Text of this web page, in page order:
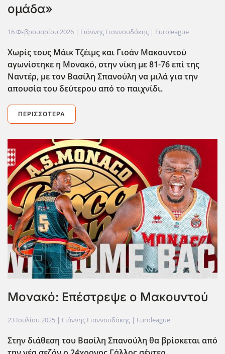
ομάδα»
16 Φεβρουαρίου 2026 | Γιάννης Γιαννουδάκης | Euroleague
Χωρίς τους Μάικ Τζέιμς και Γιοάν Μακουντού
αγωνίστηκε η Μονακό, στην νίκη με 81-76 επί της
Ναντέρ, με τον Βασίλη Σπανούλη να μιλά για την
απουσία του δεύτερου από το παιχνίδι.
ΠΕΡΙΣΣΌΤΕΡΑ
Μονακό: Επέστρεψε ο Μακουντού
23 Ιουλίου 2025 | Γιάννης Γιαννουδάκης | Euroleague
Στην διάθεση του Βασίλη Σπανούλη θα βρίσκεται από